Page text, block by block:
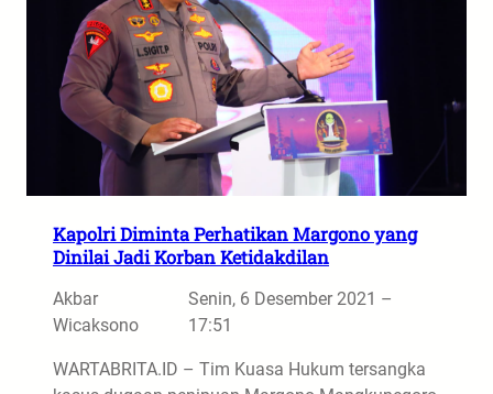
Kapolri Diminta Perhatikan Margono yang
Dinilai Jadi Korban Ketidakdilan
Akbar
Wicaksono
Senin, 6 Desember 2021 –
17:51
WARTABRITA.ID – Tim Kuasa Hukum tersangka